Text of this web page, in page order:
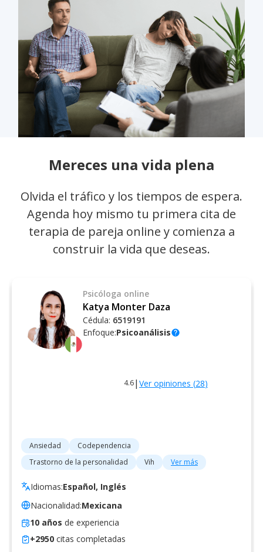
Mereces una vida plena
Olvida el tráfico y los tiempos de espera.
Agenda hoy mismo tu primera cita de
terapia de pareja online y comienza a
construir la vida que deseas.
Psicóloga online
Katya Monter Daza
Cédula: 6519191
Enfoque:Psicoanálisishelp
4.6| Ver opiniones (28)
Ansiedad
Codependencia
Trastorno de la personalidad
Vih Ver más
Idiomas:Español, Inglés
Nacionalidad:Mexicana
10 años de experiencia
+2950 citas completadas